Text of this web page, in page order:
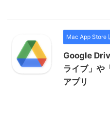
Mac App Store
Google
ライブ」や
アプリ